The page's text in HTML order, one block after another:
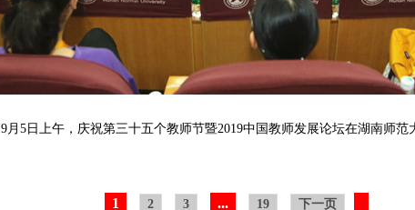
9月5日上午，庆祝第三十五个教师节暨2019中国教师发展论坛在湖南师范
1 2 3 ... 19 下一页